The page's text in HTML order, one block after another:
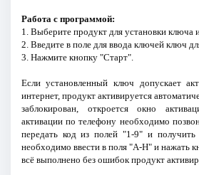
Работа с программой:
1. Выберите продукт для установки ключа
2. Введите в поле для ввода ключей ключ
3. Нажмите кнопку "Старт".
Если установленный ключ допускает
интернет, продукт активируется
заблокирован, откроется окно
активации по телефону необходимо
передать код из полей "1-9" и
необходимо ввести в поля "A-H" и нажать
всё выполнено без ошибок продукт